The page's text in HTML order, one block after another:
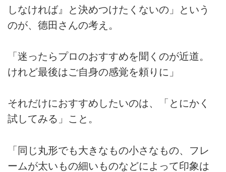
しなければ』と決めつけたくないの」という
のが、德田さんの考え。
「迷ったらプロのおすすめを聞くのが近道。
けれど最後はご自身の感覚を頼りに」
それだけにおすすめしたいのは、「とにかく
試してみる」こと。
「同じ丸形でも大きなもの小さなもの、フレ
ームが太いもの細いものなどによって印象は